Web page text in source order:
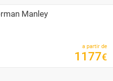
Manley
a partir de
1177€